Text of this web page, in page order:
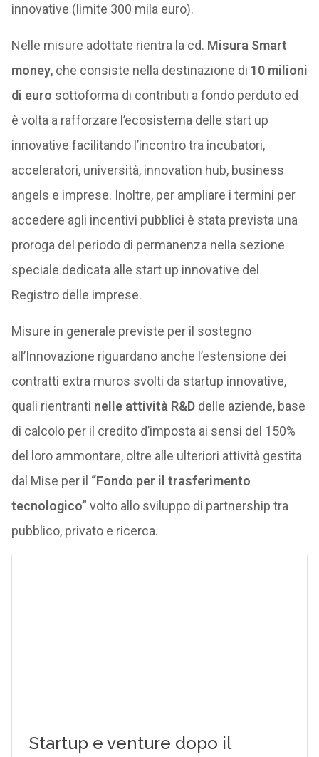
innovative (limite 300 mila euro).
Nelle misure adottate rientra la cd. Misura Smart
money, che consiste nella destinazione di 10 milioni
di euro sottoforma di contributi a fondo perduto ed
è volta a rafforzare l’ecosistema delle start up
innovative facilitando l’incontro tra incubatori,
acceleratori, università, innovation hub, business
angels e imprese. Inoltre, per ampliare i termini per
accedere agli incentivi pubblici è stata prevista una
proroga del periodo di permanenza nella sezione
speciale dedicata alle start up innovative del
Registro delle imprese.
Misure in generale previste per il sostegno
all’Innovazione riguardano anche l’estensione dei
contratti extra muros svolti da startup innovative,
quali rientranti nelle attività R&Ddelle aziende, base
di calcolo per il credito d’imposta ai sensi del 150%
del loro ammontare, oltre alle ulteriori attività gestita
dal Mise per il “Fondo per il trasferimento
tecnologico” volto allo sviluppo di partnership tra
pubblico, privato e ricerca.